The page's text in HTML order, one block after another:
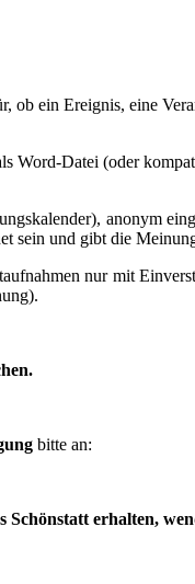
ob ein Ereignis, eine
Word-Datei (oder
anonym
sein und gibt die
nur mit
bitte an:
erhalten,